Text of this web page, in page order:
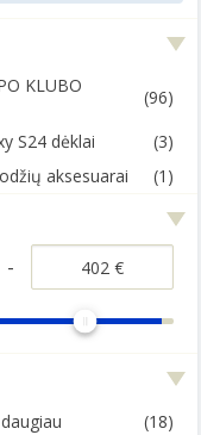
KLUBO
(96)
S24 dėklai
(3)
aksesuarai
(1)
-
(18)